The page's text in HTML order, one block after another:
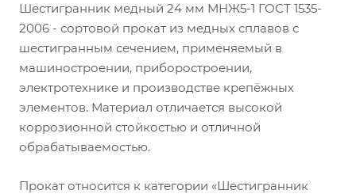
Шестигранник медный 24 мм МНЖ5-1 ГОСТ 1535-
2006 - сортовой прокат из медных сплавов с
шестигранным сечением, применяемый в
машиностроении, приборостроении,
электротехнике и производстве крепёжных
элементов. Материал отличается высокой
коррозионной стойкостью и отличной
обрабатываемостью.
Прокат относится к категории «Шестигранник